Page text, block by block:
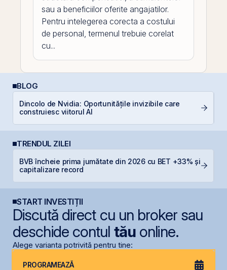
sau a beneficiilor oferite angajatilor.
Pentru intelegerea corecta a costului
de personal, termenul trebuie corelat
cu...
BLOG
Dincolo de Nvidia: Oportunitățile invizibile care
construiesc viitorul AI
TRENDUL ZILEI
BVB încheie prima jumătate din 2026 cu BET +33% și
capitalizare record
START INVESTIȚII
Discută direct cu un broker sau
deschide contul tăuonline.
Alege varianta potrivită pentru tine:
PROGRAMEAZĂ